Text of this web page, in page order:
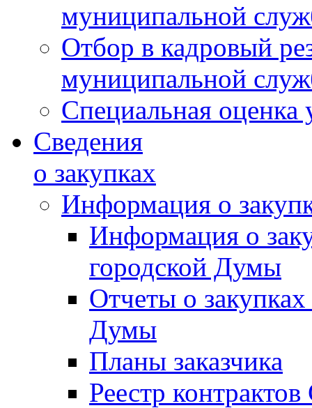
муниципальной
Отбор в кадровый
муниципальной
Специальная оценка
Сведения
о закупках
Информация о
Информация о
городской Думы
Отчеты о
Думы
Планы заказчика
Реестр